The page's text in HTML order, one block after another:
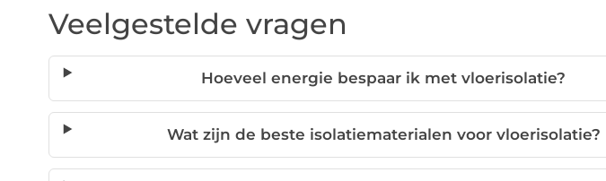
Veelgestelde vragen
Hoeveel energie bespaar ik met vloerisolatie?
Wat zijn de beste isolatiematerialen voor vloerisolatie?